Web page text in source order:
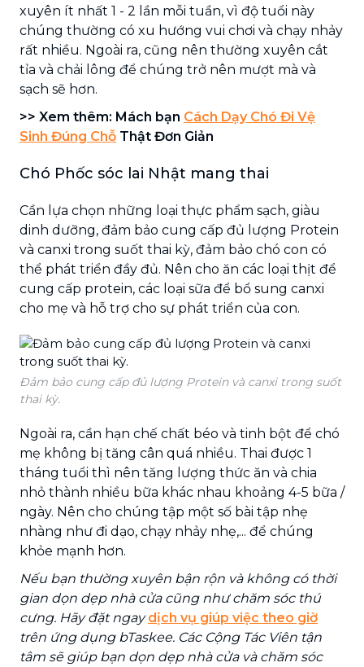
xuyên ít nhất 1 - 2 lần mỗi tuần, vì độ tuổi này
chúng thường có xu hướng vui chơi và chạy nhảy
rất nhiều. Ngoài ra, cũng nên thường xuyên cắt
tỉa và chải lông để chúng trở nên mượt mà và
sạch sẽ hơn.
>> Xem thêm: Mách bạn Cách Dạy Chó Đi Vệ
Sinh Đúng Chỗ Thật Đơn Giản
Chó Phốc sóc lai Nhật mang thai
Cần lựa chọn những loại thực phẩm sạch, giàu
dinh dưỡng, đảm bảo cung cấp đủ lượng Protein
và canxi trong suốt thai kỳ, đảm bảo chó con có
thể phát triển đầy đủ. Nên cho ăn các loại thịt để
cung cấp protein, các loại sữa để bổ sung canxi
cho mẹ và hỗ trợ cho sự phát triển của con.
Đảm bảo cung cấp đủ lượng Protein và canxi trong suốt
thai kỳ.
Ngoài ra, cần hạn chế chất béo và tinh bột để chó
mẹ không bị tăng cân quá nhiều. Thai được 1
tháng tuổi thì nên tăng lượng thức ăn và chia
nhỏ thành nhiều bữa khác nhau khoảng 4-5 bữa /
ngày. Nên cho chúng tập một số bài tập nhẹ
nhàng như đi dạo, chạy nhảy nhẹ,... để chúng
khỏe mạnh hơn.
Nếu bạn thường xuyên bận rộn và không có thời
gian dọn dẹp nhà cửa cũng như chăm sóc thú
cưng. Hãy đặt ngaydịch vụ giúp việc theo giờ
trên ứng dụng bTaskee. Các Cộng Tác Viên tận
tâm sẽ giúp bạn dọn dẹp nhà cửa và chăm sóc